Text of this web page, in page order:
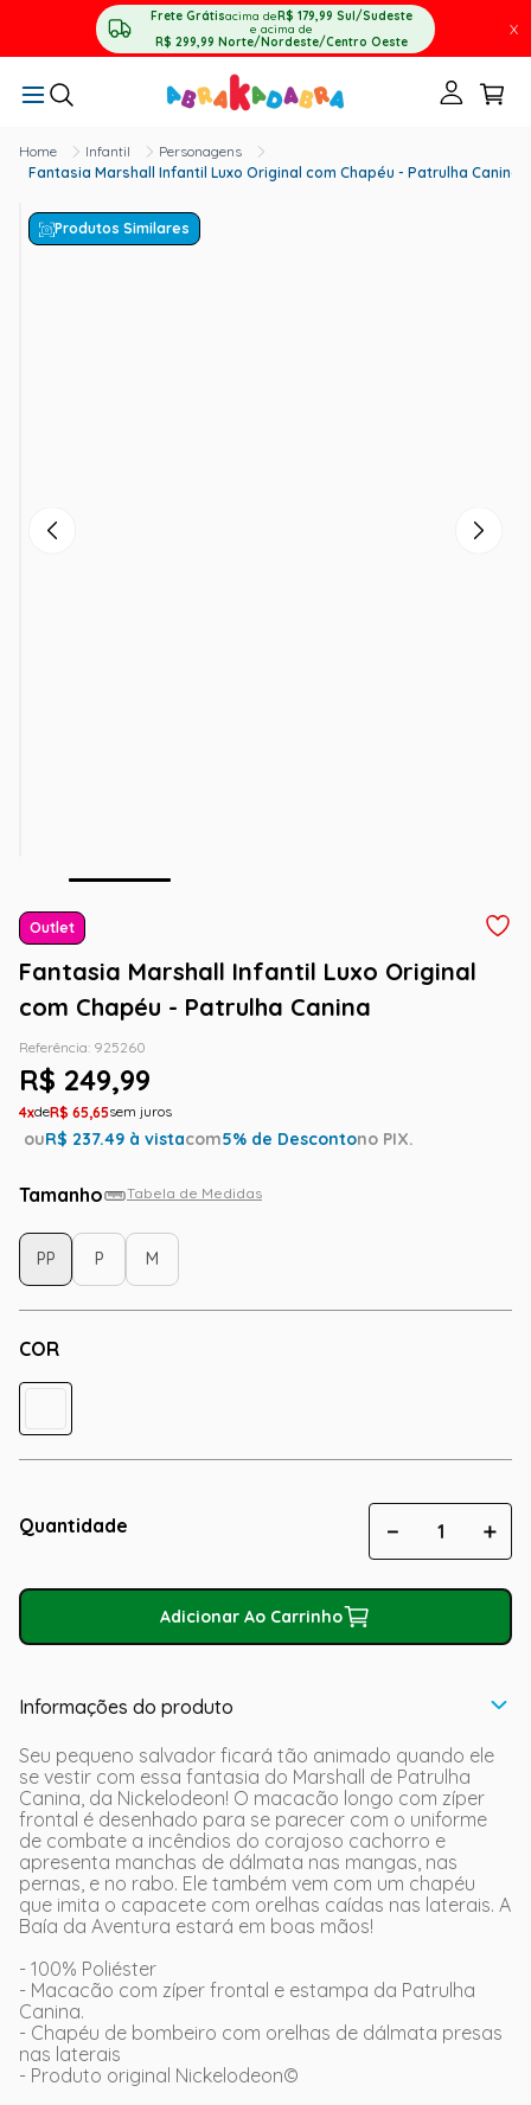
Frete Grátisacima deR$ 179,99 Sul/Sudeste
e acima de
R$ 299,99 Norte/Nordeste/Centro Oeste
X
Infantil
Personagens
Fantasia Marshall Infantil Luxo Original com Chapéu - Patrulha Canina
Produtos Similares
Outlet
Fantasia Marshall Infantil Luxo Original
com Chapéu - Patrulha Canina
Referência: 925260
R$ 249,99
4 R$ 65,65
ouR$ 237.49 à vistacom5% de Descontono PIX.
Tamanho Tabela de Medidas
COR
PP P M
Quantidade ＋
－
Adicionar Ao Carrinho
Informações do produto
Seu pequeno salvador ficará tão animado quando ele
se vestir com essa fantasia do Marshall de Patrulha
Canina, da Nickelodeon! O macacão longo com zíper
frontal é desenhado para se parecer com o uniforme
de combate a incêndios do corajoso cachorro e
apresenta manchas de dálmata nas mangas, nas
pernas, e no rabo. Ele também vem com um chapéu
que imita o capacete com orelhas caídas nas laterais. A
Baía da Aventura estará em boas mãos!
- 100% Poliéster
- Macacão com zíper frontal e estampa da Patrulha
Canina.
- Chapéu de bombeiro com orelhas de dálmata presas
nas laterais
- Produto original Nickelodeon©